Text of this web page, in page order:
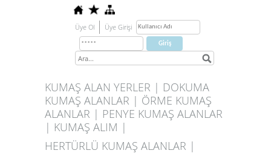
Üye Ol Üye Girişi
KUMAŞ ALAN YERLER | DOKUMA
KUMAŞ ALANLAR | ÖRME KUMAŞ
ALANLAR | PENYE KUMAŞ ALANLAR
| KUMAŞ ALIM |
HERTÜRLÜ KUMAŞ ALANLAR |